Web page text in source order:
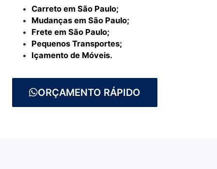
Carreto em São Paulo;
Mudanças em São Paulo;
Frete em São Paulo;
Pequenos Transportes;
Içamento de Móveis.
ORÇAMENTO RÁPIDO